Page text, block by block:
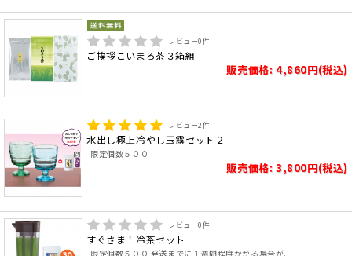
レビュー0件
ご挨拶こいまろ茶３箱組
販売価格: 4,860円(税込)
レビュー2件
水出し極上冷やし玉露セット２
限定個数５００
販売価格: 3,800円(税込)
レビュー0件
すぐさま！冷茶セット
限定個数５００ 発送までに１週間程度かかる場合が..